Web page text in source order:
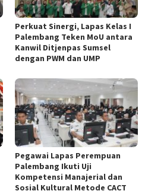
Perkuat Sinergi, Lapas Kelas I
Palembang Teken MoU antara
Kanwil Ditjenpas Sumsel
dengan PWM dan UMP
Pegawai Lapas Perempuan
Palembang Ikuti Uji
Kompetensi Manajerial dan
Sosial Kultural Metode CACT